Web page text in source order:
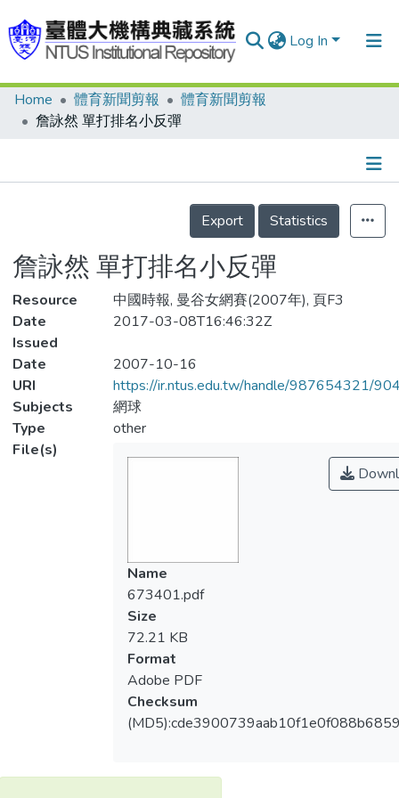
Log In
Communities & Collections
Statistics
Home 體育新聞剪報
體育新聞剪報
詹詠然 單打排名小反彈
Details
Export
Statistics
詹詠然 單打排名小反彈
Resource
中國時報, 曼谷女網賽(2007年), 頁F3
Date
Issued
2017-03-08T16:46:32Z
Date
2007-10-16
URI
https://ir.ntus.edu.tw/handle/987654321/
Subjects
網球
Type
other
File(s)
Name
673401.pdf
Size
72.21 KB
Format
Adobe PDF
Checksum